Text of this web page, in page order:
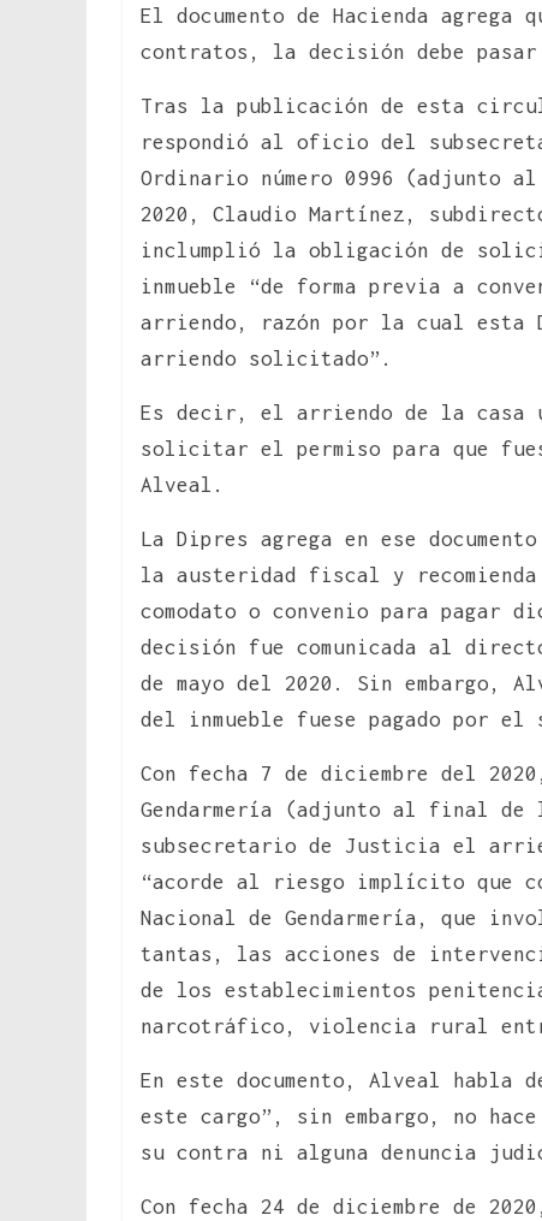
El documento de Hacienda agrega
contratos, la decisión debe
Tras la publicación de esta
respondió al oficio del
Ordinario número 0996
2020, Claudio Martínez,
inclumplió la obligación de
inmueble “de forma previa a
arriendo, razón por la cual esta
arriendo solicitado”.
Es decir, el arriendo de la casa
solicitar el permiso para que
Alveal.
La Dipres agrega en ese
la austeridad fiscal y
comodato o convenio para pagar
decisión fue comunicada al
de mayo del 2020. Sin
del inmueble fuese pagado por el
Con fecha 7 de diciembre del
Gendarmería (adjunto al final
subsecretario de Justicia el
“acorde al riesgo implícito que
Nacional de Gendarmería, que
tantas, las acciones de
de los establecimientos
narcotráfico, violencia rural
En este documento, Alveal habla
este cargo”, sin embargo, no
su contra ni alguna denuncia
Con fecha 24 de diciembre de